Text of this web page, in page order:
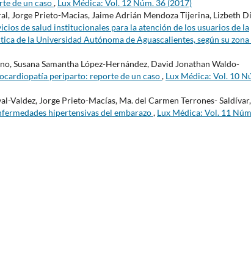
de un caso, Lux Médica: Vol. 12 Núm. 36 (2017)
Jorge Prieto-Macias, Jaime Adrián Mendoza Tijerina, Lizbeth
de salud institucionales para la atención de los usuarios de la
de la Universidad Autónoma de Aguascalientes, según su zona
Susana Samantha López-Hernández, David Jonathan Waldo-
periparto: reporte de un caso, Lux Médica: Vol. 10
Valdez, Jorge Prieto-Macías, Ma. del Carmen Terrones- Saldívar,
hipertensivas del embarazo, Lux Médica: Vol. 11